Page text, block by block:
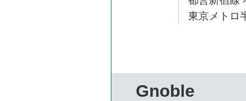
東京メトロ
Gnoble